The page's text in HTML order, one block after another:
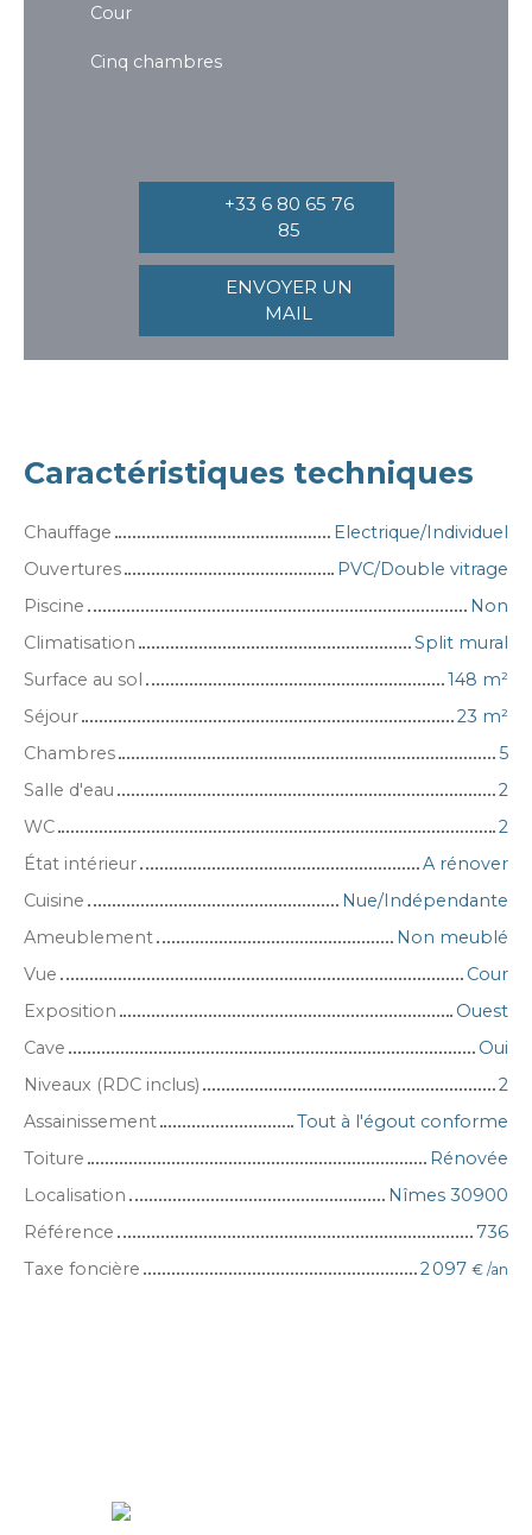
Cour
Cinq chambres
+33 6 80 65 76
85
ENVOYER UN
MAIL
Caractéristiques techniques
Chauffage
Electrique/Individuel
Ouvertures
PVC/Double vitrage
Piscine
Non
Climatisation
Split mural
Surface au sol
148 m²
Séjour
23 m²
Chambres
5
Salle d'eau
2
WC
2
État intérieur
A rénover
Cuisine
Nue/Indépendante
Ameublement
Non meublé
Vue
Cour
Exposition
Ouest
Cave
Oui
Niveaux (RDC inclus)
2
Assainissement
Tout à l'égout conforme
Toiture
Rénovée
Localisation
Nîmes 30900
Référence
736
Taxe foncière
2 097 € /an